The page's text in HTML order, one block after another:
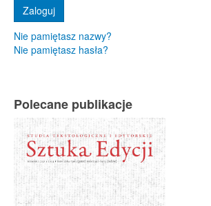
Nie pamiętasz nazwy?
Nie pamiętasz hasła?
Polecane publikacje